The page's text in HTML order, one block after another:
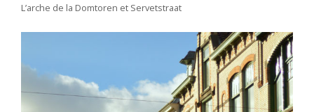
L’arche de la Domtoren et Servetstraat